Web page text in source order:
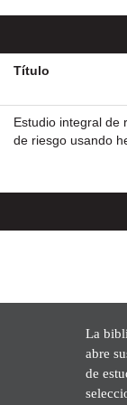
Título
Estudio integral de
de riesgo usando
La
abre
de